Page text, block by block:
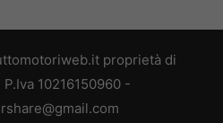
proprietà di
10216150960 -